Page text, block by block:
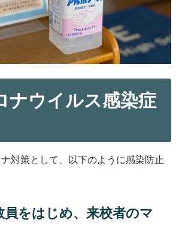
ナウイルス感染症
対策として、以下のように感染防止
員をはじめ、来校者のマ